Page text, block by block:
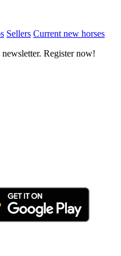
Sellers Current new horses
Register now!